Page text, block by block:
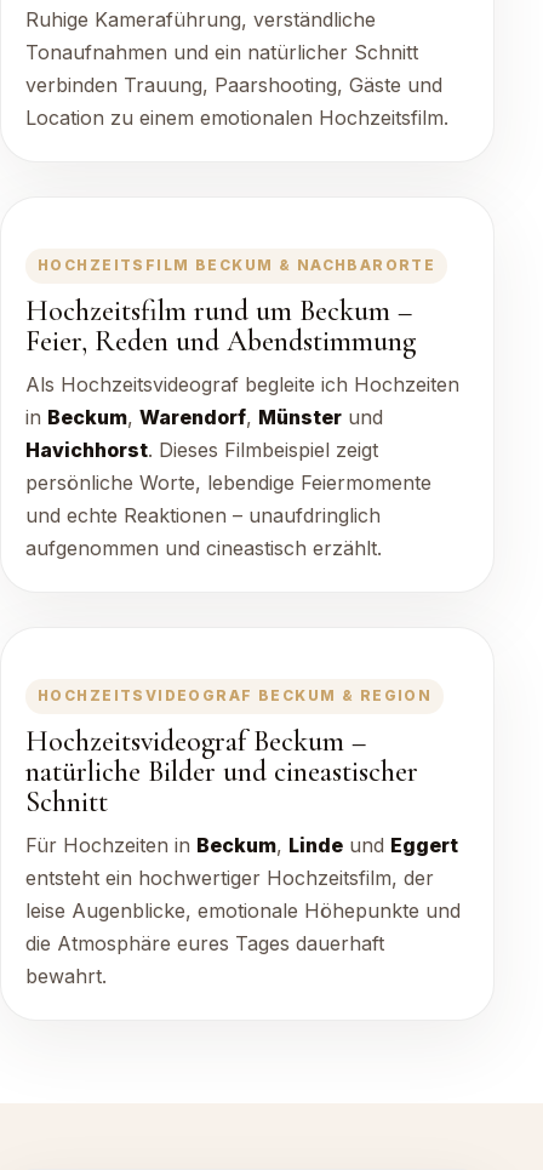
Ruhige Kameraführung, verständliche
Tonaufnahmen und ein natürlicher Schnitt
verbinden Trauung, Paarshooting, Gäste und
Location zu einem emotionalen Hochzeitsfilm.
HOCHZEITSFILM BECKUM & NACHBARORTE
Hochzeitsfilm rund um Beckum –
Feier, Reden und Abendstimmung
Als Hochzeitsvideograf begleite ich Hochzeiten
in Beckum, Warendorf, Münster und
Havichhorst. Dieses Filmbeispiel zeigt
persönliche Worte, lebendige Feiermomente
und echte Reaktionen – unaufdringlich
aufgenommen und cineastisch erzählt.
HOCHZEITSVIDEOGRAF BECKUM & REGION
Hochzeitsvideograf Beckum –
natürliche Bilder und cineastischer
Schnitt
Für Hochzeiten in Beckum, Linde und Eggert
entsteht ein hochwertiger Hochzeitsfilm, der
leise Augenblicke, emotionale Höhepunkte und
die Atmosphäre eures Tages dauerhaft
bewahrt.